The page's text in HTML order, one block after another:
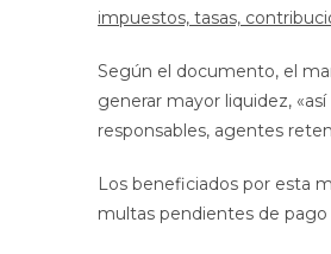
impuestos, tasas,
Según el documento, el
generar mayor liquidez,
responsables, agentes
Los beneficiados por esta
multas pendientes de